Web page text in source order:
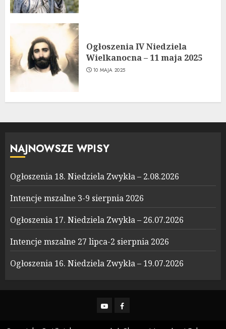
Ogłoszenia IV Niedziela
Wielkanocna – 11 maja 2025
10 MAJA 2025
NAJNOWSZE WPISY
Ogłoszenia 18. Niedziela Zwykła – 2.08.2026
Intencje mszalne 3-9 sierpnia 2026
Ogłoszenia 17. Niedziela Zwykła – 26.07.2026
Intencje mszalne 27 lipca-2 sierpnia 2026
Ogłoszenia 16. Niedziela Zwykła – 19.07.2026
YouTubeFacebook